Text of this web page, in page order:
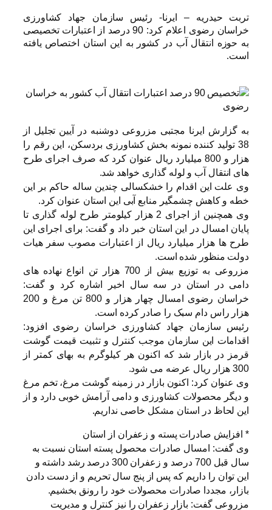
تربت حیدریه – ایرنا- رئیس سازمان جهاد کشاورزی
خراسان رضوی اعلام کرد: 90 درصد از اعتبارات تخصیصی
به حوزه انتقال آب در کشور به این استان اختصاص یافته
است.
به گزارش ایرنا مجتبی مزروعی دوشنبه در آیین تجلیل از
38 تولید کننده نمونه بخش کشاورزی بردسکن، این رقم را
هزار و 800 میلیارد ریال عنوان کرد که صرف اجرای طرح
های انتقال آب و لوله گذاری خواهد شد.
وی علت این اقدام را خشکسالی چندین ساله حاکم بر این
خطه و کاهش چشمگیر منابع آبی این استان عنوان کرد.
وی همچنین از اجرای 2 هزار کیلومتر طرح لوله گذاری تا
پایان امسال در این استان خبر داد و گفت: برای اجرای این
طرح ها هزار میلیارد ریال از اعتبارات مصوب سفر هیات
دولت منظور شده است.
مزروعی به توزیع بیش از 700 هزار تن انواع نهاده های
دامی در استان در سه سال اخیر اشاره کرد و گفت:
خراسان رضوی امسال چهار هزار و 800 تن مرغ و 200
هزار راس دام سبک را صادر کرده است.
رئیس سازمان جهاد کشاورزی خراسان رضوی افزود:
اقدامات این سازمان موجب کنترل و تثبیت قیمت گوشت
قرمز در بازار شد که اکنون هر کیلوگرم به بهای کمتر از
300 هزار ریال عرضه می شود.
وی عنوان کرد: اکنون بازار در زمینه گوشت مرغ، تخم مرغ
و دیگر محصولات کشاورزی و دامی آرامش خوبی دارد و از
این لحاظ در استان مشکل خاصی نداریم.
* افزایش صادرات پسته و زعفران از استان
وی گفت: امسال صادرات محصول پسته استان نسبت به
سال قبل 700 درصد و زعفران 300 درصد رشد داشته و
این توان را داریم که پس از پنج سال تحریم و از دست دادن
بازار، مجددا صادرات محصولات خود را رونق بخشیم.
مزروعی گفت: بازار زعفران را نیز کنترل و مدیریت